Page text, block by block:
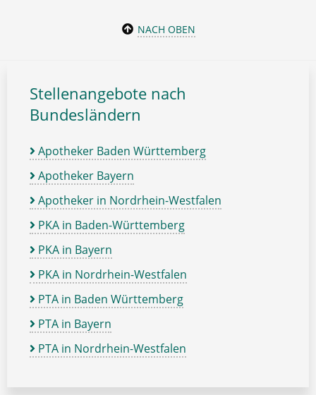
NACH OBEN
Stellenangebote nach
Bundesländern
Apotheker Baden Württemberg
Apotheker Bayern
Apotheker in Nordrhein-Westfalen
PKA in Baden-Württemberg
PKA in Bayern
PKA in Nordrhein-Westfalen
PTA in Baden Württemberg
PTA in Bayern
PTA in Nordrhein-Westfalen